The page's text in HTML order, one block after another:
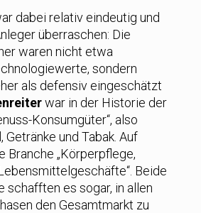
dabei relativ eindeutig und
überraschen: Die
waren nicht etwa
sondern
als defensiv eingeschätzt
war in der Historie der
Konsumgüter“, also
Getränke und Tabak. Auf
Branche „Körperpflege,
Beide
schafften es sogar, in allen
den Gesamtmarkt zu